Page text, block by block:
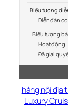
Biểu tượng
Diễn đàn
Biểu tượng
Hoạt động
Đã giải
hàng nội địa
Luxury